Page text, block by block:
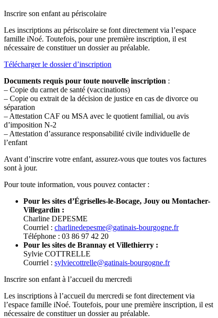
Inscrire son enfant au périscolaire
Les inscriptions au périscolaire se font directement via l’espace
famille iNoé. Toutefois, pour une première inscription, il est
nécessaire de constituer un dossier au préalable.
Télécharger le dossier d’inscription
Documents requis pour toute nouvelle inscription :
– Copie du carnet de santé (vaccinations)
– Copie ou extrait de la décision de justice en cas de divorce ou
séparation
– Attestation CAF ou MSA avec le quotient familial, ou avis
d’imposition N-2
– Attestation d’assurance responsabilité civile individuelle de
l’enfant
Avant d’inscrire votre enfant, assurez-vous que toutes vos factures
sont à jour.
Pour toute information, vous pouvez contacter :
Pour les sites d’Égriselles-le-Bocage, Jouy ou Montacher-
Villegardin :
Charline DEPESME
Courriel : charlinedepesme@gatinais-bourgogne.fr
Téléphone : 03 86 97 42 20
Pour les sites de Brannay et Villethierry :
Sylvie COTTRELLE
Courriel : sylviecottrelle@gatinais-bourgogne.fr
Inscrire son enfant à l’accueil du mercredi
Les inscriptions à l’accueil du mercredi se font directement via
l’espace famille iNoé. Toutefois, pour une première inscription, il est
nécessaire de constituer un dossier au préalable.